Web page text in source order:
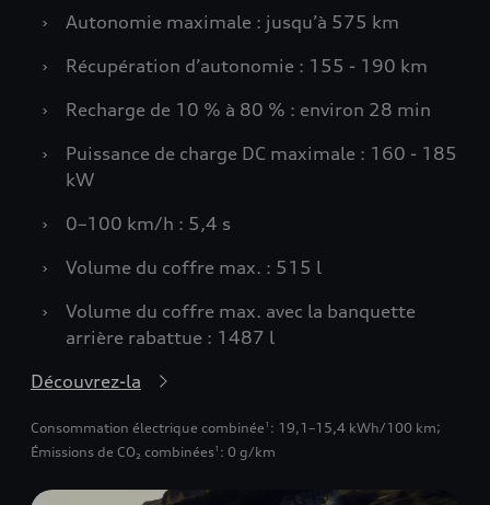
›
Autonomie maximale : jusqu’à 575 km
›
Récupération d’autonomie : 155 - 190 km
›
Recharge de 10 % à 80 % : environ 28 min
›
Puissance de charge DC maximale : 160 - 185
kW
›
0–100 km/h : 5,4 s
›
Volume du coffre max. : 515 l
›
Volume du coffre max. avec la banquette
arrière rabattue : 1487 l
Découvrez-la
Consommation électrique combinée 1 : 19,1–15,4 kWh/100 km;
Émissions de CO₂ combinées1 : 0 g/km